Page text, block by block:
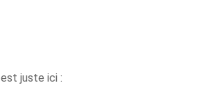
est juste ici :